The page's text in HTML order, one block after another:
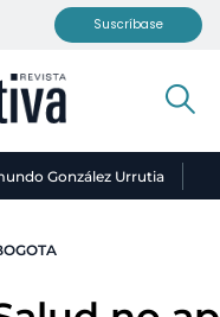
Suscríbase
González Urrutia